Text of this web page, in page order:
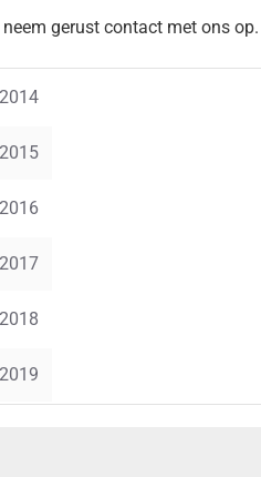
gerust contact met ons
2014
2015
2016
2017
2018
2019